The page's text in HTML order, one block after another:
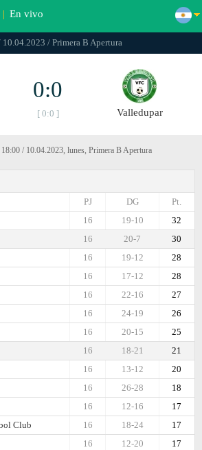
| En vivo
10.04.2023 / Primera B Apertura
0:0
[ 0:0 ] Valledupar
/ 10.04.2023, lunes, Primera B Apertura
Pt.
DG
PJ
32
19-10
16
30
20-7
16
28
19-12
16
28
17-12
16
27
22-16
16
26
24-19
16
25
20-15
16
21
18-21
16
20
13-12
16
18
26-28
16
17
12-16
16
Club 17
18-24
16
17
12-20
16